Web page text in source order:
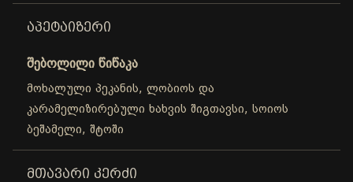
ᲐᲞᲔᲢᲐᲘᲖᲔᲠᲘ
შებოლილი წიწაკა
მოხალული პეკანის, ლობიოს და
კარამელიზირებული ხახვის შიგთავსი, სოიოს
ბეშამელი, შტოში
ᲛᲗᲐᲕᲐᲠᲘ ᲙᲔᲠᲫᲘ